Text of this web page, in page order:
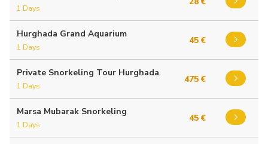
1 Days
Hurghada Grand Aquarium
1 Days
45 €
Private Snorkeling Tour Hurghada
1 Days
475 €
Marsa Mubarak Snorkeling
1 Days
45 €